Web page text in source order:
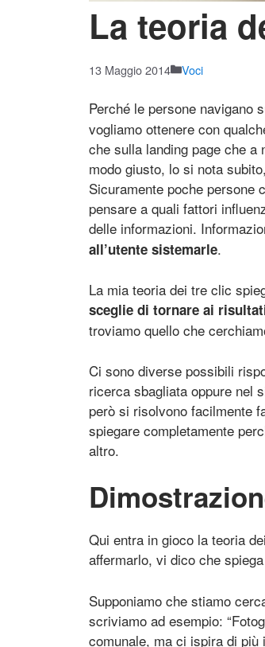
La teoria
13 Maggio 2014 Voci
Perché le persone navigano
vogliamo ottenere con
che sulla landing page che a
modo giusto, lo si nota
Sicuramente poche persone
pensare a quali fattori
delle informazioni.
all’utente sistemarle.
La mia teoria dei tre clic
sceglie di tornare ai
troviamo quello che
Ci sono diverse possibili
ricerca sbagliata oppure nel
però si risolvono facilmente
spiegare completamente
altro.
Qui entra in gioco la teoria
affermarlo, vi dico che spiega
Supponiamo che stiamo
scriviamo ad esempio:
comunale, ma ci ispira di